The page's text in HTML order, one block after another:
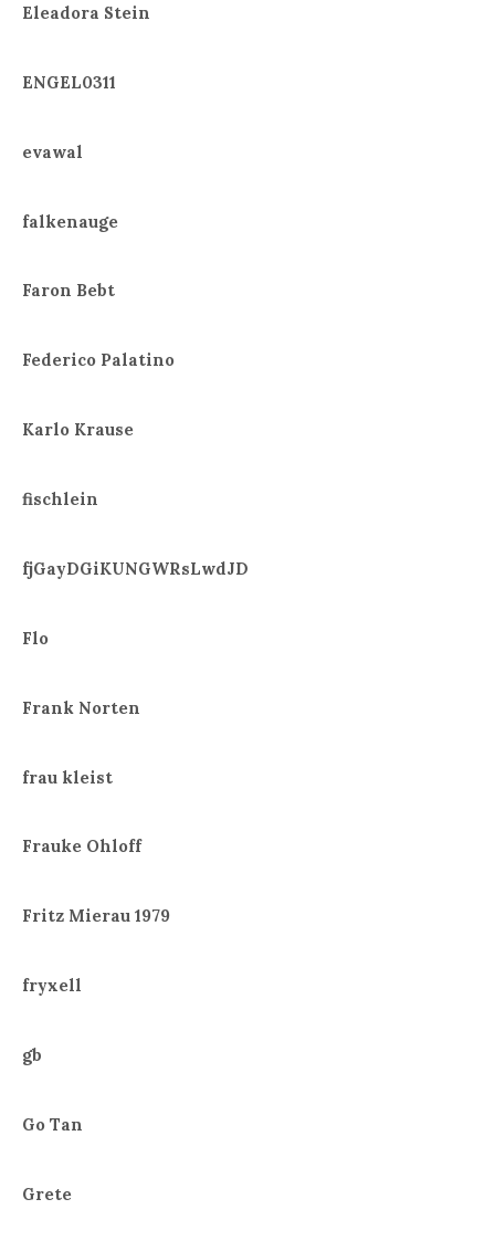
Eleadora Stein
ENGEL0311
evawal
falkenauge
Faron Bebt
Federico Palatino
Karlo Krause
fischlein
fjGayDGiKUNGWRsLwdJD
Flo
Frank Norten
frau kleist
Frauke Ohloff
Fritz Mierau 1979
fryxell
gb
Go Tan
Grete